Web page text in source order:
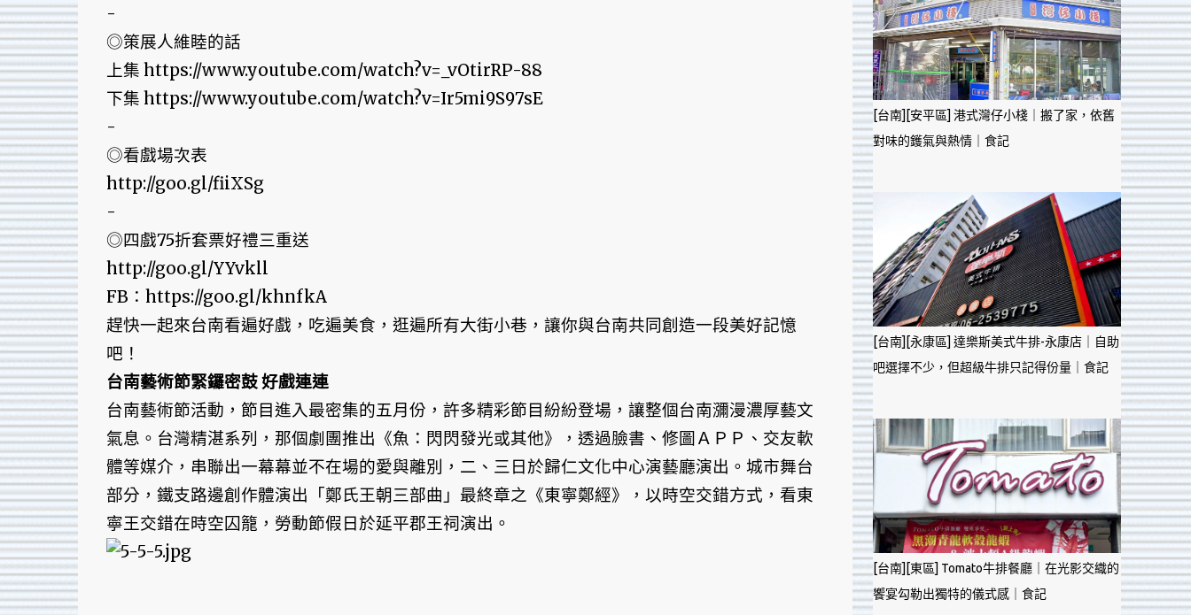
-
◎策展人維睦的話
上集 https://www.youtube.com/watch?v=_vOtirRP-88
下集 https://www.youtube.com/watch?v=Ir5mi9S97sE
-
◎看戲場次表
http://goo.gl/fiiXSg
-
◎四戲75折套票好禮三重送
http://goo.gl/YYvkll
FB：https://goo.gl/khnfkA
趕快一起來台南看遍好戲，吃遍美食，逛遍所有大街小巷，讓你與台南共同創造一段美好記憶
吧！
台南藝術節緊鑼密鼓 好戲連連
台南藝術節活動，節目進入最密集的五月份，許多精彩節目紛紛登場，讓整個台南瀰漫濃厚藝文
氣息。台灣精湛系列，那個劇團推出《魚：閃閃發光或其他》，透過臉書、修圖ＡＰＰ、交友軟
體等媒介，串聯出一幕幕並不在場的愛與離別，二、三日於歸仁文化中心演藝廳演出。城市舞台
部分，鐵支路邊創作體演出「鄭氏王朝三部曲」最終章之《東寧鄭經》，以時空交錯方式，看東
寧王交錯在時空囚籠，勞動節假日於延平郡王祠演出。
[台南][安平區] 港式灣仔小棧｜搬了家，依舊
對味的鑊氣與熱情｜食記
[台南][永康區] 達樂斯美式牛排-永康店｜自助
吧選擇不少，但超級牛排只記得份量｜食記
[台南][東區] Tomato牛排餐廳｜在光影交織的
饗宴勾勒出獨特的儀式感｜食記